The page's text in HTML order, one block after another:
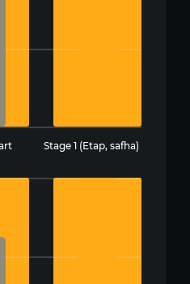
Stage 1 (Etap, safha)